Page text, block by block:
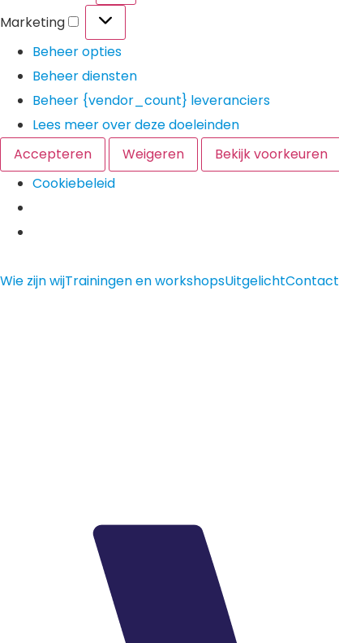
Marketing
Beheer opties
Beheer diensten
Beheer {vendor_count} leveranciers
Lees meer over deze doeleinden
Accepteren
Weigeren Bekijk voorkeuren
Cookiebeleid
Wie zijn wijTrainingen en workshopsUitgelichtContact